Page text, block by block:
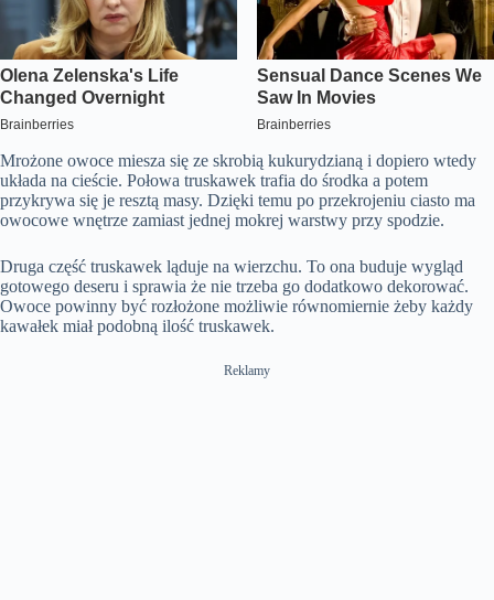
Mrożone owoce miesza się ze skrobią kukurydzianą i dopiero wtedy
układa na cieście. Połowa truskawek trafia do środka a potem
przykrywa się je resztą masy. Dzięki temu po przekrojeniu ciasto ma
owocowe wnętrze zamiast jednej mokrej warstwy przy spodzie.
Druga część truskawek ląduje na wierzchu. To ona buduje wygląd
gotowego deseru i sprawia że nie trzeba go dodatkowo dekorować.
Owoce powinny być rozłożone możliwie równomiernie żeby każdy
kawałek miał podobną ilość truskawek.
Reklamy